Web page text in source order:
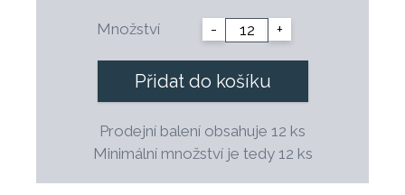
Množství - +
Přidat do košíku
Prodejní balení obsahuje 12 ks
Minimální množství je tedy 12 ks